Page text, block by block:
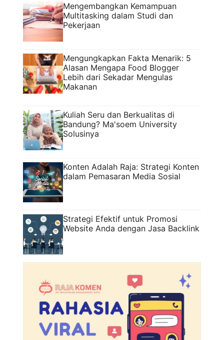
Mengembangkan Kemampuan
Multitasking dalam Studi dan
Pekerjaan
Mengungkapkan Fakta Menarik: 5
Alasan Mengapa Food Blogger
Lebih dari Sekadar Mengulas
Makanan
Kuliah Seru dan Berkualitas di
Bandung? Ma'soem University
Solusinya
Konten Adalah Raja: Strategi Konten
dalam Pemasaran Media Sosial
Strategi Efektif untuk Promosi
Website Anda dengan Jasa Backlink